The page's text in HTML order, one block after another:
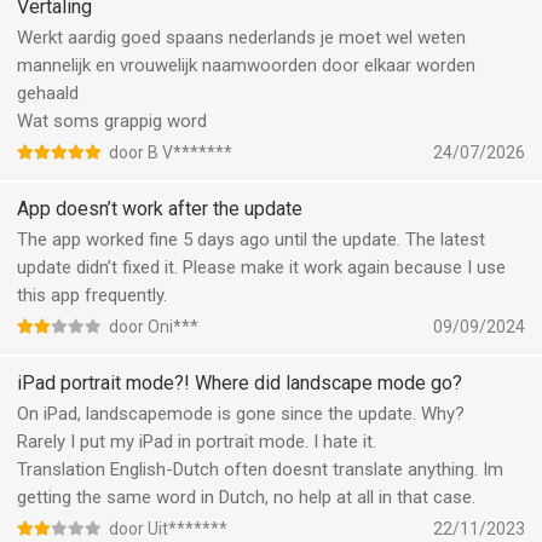
Galicisch, Georgisch, Grieks, Gujarati, Haïtiaans Creools, Hausa,
Hebreeuws, Hindi, Hmong, Hongaars, Iers, Igbo, IJslands,
Indonesisch, Italiaans, Japans, Javaans, Jiddish, Kannada,
Kazachs, Khmer, Koreaans, Kroatisch, Lao, Latijns, Lets,
Litouws, Macedonisch, Malagasi, Malayalam, Maleis, Maltees,
Maori, Marathi, Mongools, Myanmar (Birmaans), Nederlands,
Nepalees, Noors, Oekraïens, Oezbeeks, Perzisch, Pools,
Portugees, Punjabi, Roemeens, Russisch, Servisch, Sesotho,
Singalees, Sloveens, Slowaaks, Soedanees, Somalisch, Spaans,
Swahili, Tadzjieks, Tamil, Telugu, Thai, Tsjechisch, Turks, Urdu,
Vietnamees, Welsh, Wit-Russisch, Yorùbá, Zoeloe, Zweeds
Voorwaarden voor automatisch verlengbare abonnementen:
Abonnementen worden maandelijks of jaarlijks gefactureerd
tegen het geselecteerde tarief, afhankelijk van het abonnement.
De prijs komt overeen met hetzelfde prijssegment, dat in de
""Apple's App Store Matrix"" voor andere valuta's is ingesteld.
* Uw gratis proefabonnement zal automatisch hernieuwd
Keep translating, keep learning!
Vertaling
Werkt aardig goed spaans nederlands je moet wel weten
mannelijk en vrouwelijk naamwoorden door elkaar worden
gehaald
Wat soms grappig word
door B V******* 24/07/2026
App doesn’t work after the update
The app worked fine 5 days ago until the update. The latest
update didn’t fixed it. Please make it work again because I use
this app frequently.
door Oni*** 09/09/2024
iPad portrait mode?! Where did landscape mode go?
On iPad, landscapemode is gone since the update. Why?
Rarely I put my iPad in portrait mode. I hate it.
Translation English-Dutch often doesnt translate anything. Im
getting the same word in Dutch, no help at all in that case.
door Uit******* 22/11/2023